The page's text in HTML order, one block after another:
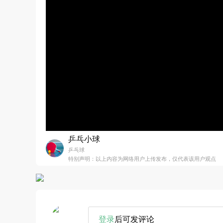
乒乓小球
乒乓球
特别声明：以上内容为网络用户上传发布，仅代表该用户观点
登录后可发评论